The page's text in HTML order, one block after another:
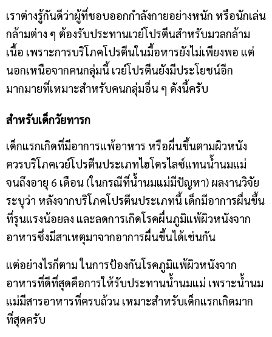
เราต่างรู้กันดีว่าผู้ที่ชอบออกกำลังกายอย่างหนัก หรือนักเล่น
กล้ามต่าง ๆ ต้องรับประทานเวย์โปรตีนสำหรับมวลกล้าม
เนื้อ เพราะการบริโภคโปรตีนในมื้อหารยังไม่เพียงพอ แต่
นอกเหนือจากคนกลุ่มนี้ เวย์โปรตีนยังมีประโยชน์อีก
มากมายที่เหมาะสำหรับคนกลุ่มอื่น ๆ ดังนี้ครับ
สำหรับเด็กวัยทารก
เด็กแรกเกิดที่มีอาการแพ้อาหาร หรือผื่นขึ้นตามผิวหนัง
ควรบริโภคเวย์โปรตีนประเภทไฮโดรไลซ์แทนน้ำนมแม่
จนถึงอายุ 6 เดือน (ในกรณีที่น้ำนมแม่มีปัญหา) ผลงานวิจัย
ระบุว่า หลังจากบริโภคโปรตีนประเภทนี้ เด็กมีอาการผื่นขึ้น
ที่รุนแรงน้อยลง และลดการเกิดโรคผื่นภูมิแพ้ผิวหนังจาก
อาหารซึ่งมีสาเหตุมาจากอาการผื่นขึ้นได้เช่นกัน
แต่อย่างไรก็ตาม ในการป้องกันโรคภูมิแพ้ผิวหนังจาก
อาหารที่ดีที่สุดคือการให้รับประทานน้ำนมแม่ เพราะน้ำนม
แม่มีสารอาหารที่ครบถ้วน เหมาะสำหรับเด็กแรกเกิดมาก
ที่สุดครับ